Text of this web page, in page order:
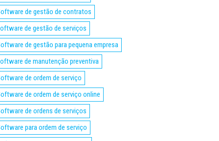
de gestão de contratos
de gestão de serviços
de gestão para pequena empresa
de manutenção preventiva
de ordem de serviço
de ordem de serviço online
de ordens de serviços
para ordem de serviço